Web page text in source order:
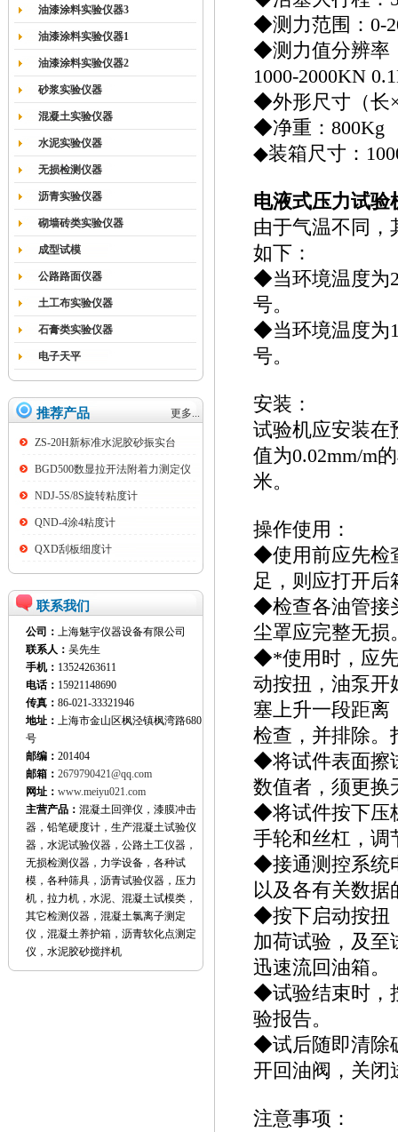
油漆涂料实验仪器3
油漆涂料实验仪器1
油漆涂料实验仪器2
砂浆实验仪器
混凝土实验仪器
水泥实验仪器
无损检测仪器
沥青实验仪器
砌墙砖类实验仪器
成型试模
公路路面仪器
土工布实验仪器
石膏类实验仪器
电子天平
推荐产品 更多...
ZS-20H新标准水泥胶砂振实台
BGD500数显拉开法附着力测定仪
NDJ-5S/8S旋转粘度计
QND-4涂4粘度计
QXD刮板细度计
联系我们
公司： 上海魅宇仪器设备有限公司
联系人： 吴先生
手机： 13524263611
电话： 15921148690
传真： 86-021-33321946
地址： 上海市金山区枫泾镇枫湾路680
号
邮编： 201404
邮箱： 2679790421@qq.com
网址： www.meiyu021.com
主营产品： 混凝土回弹仪，漆膜冲击
器，铅笔硬度计，生产混凝土试验仪
器，水泥试验仪器，公路土工仪器，
无损检测仪器，力学设备，各种试
模，各种筛具，沥青试验仪器，压力
机，拉力机，水泥、混凝土试模类，
其它检测仪器，混凝土氯离子测定
仪，混凝土养护箱，沥青软化点测定
仪，水泥胶砂搅拌机
◆测力范围：0-
◆测力值分辨率
1000-2000KN
◆外形尺寸（长×
◆净重：800Kg
◆装箱尺寸：
电液式压力试验
由于气温不同，
如下：
◆当环境温度为
号。
◆当环境温度为
号。
安装：
试验机应安装在
值为0.02mm/m
米。
操作使用：
◆使用前应先检
足，则应打开后
◆检查各油管接
尘罩应完整无损
◆*使用时，应
动按扭，油泵开
塞上升一段距离
检查，并排除。
◆将试件表面擦
数值者，须更换
◆将试件按下压
手轮和丝杠，调
◆接通测控系统
以及各有关数据
◆按下启动按扭
加荷试验，及至
迅速流回油箱。
◆试验结束时，
验报告。
◆试后随即清除
开回油阀，关闭
注意事项：